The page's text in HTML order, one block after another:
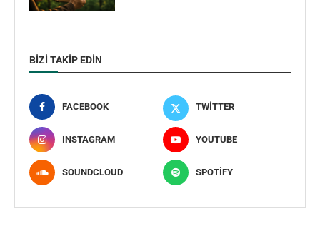
BIZI TAKIP EDIN
FACEBOOK TWITTER
INSTAGRAM YOUTUBE
SOUNDCLOUD SPOTIFY